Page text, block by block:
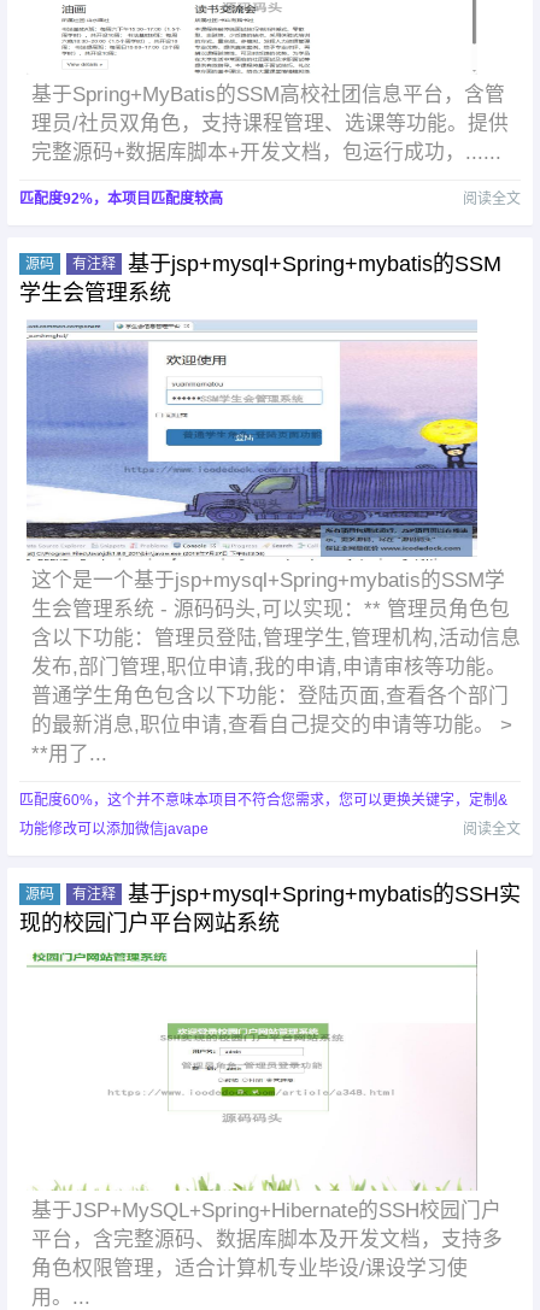
基于Spring+MyBatis的SSM高校社团信息平台，含管
理员/社员双角色，支持课程管理、选课等功能。提供
完整源码+数据库脚本+开发文档，包运行成功，......
匹配度92%，本项目匹配度较高 阅读全文
源码 有注释
基于jsp+mysql+Spring+mybatis的SSM
学生会管理系统
这个是一个基于jsp+mysql+Spring+mybatis的SSM学
生会管理系统 - 源码码头,可以实现：** 管理员角色包
含以下功能：管理员登陆,管理学生,管理机构,活动信息
发布,部门管理,职位申请,我的申请,申请审核等功能。
普通学生角色包含以下功能：登陆页面,查看各个部门
的最新消息,职位申请,查看自己提交的申请等功能。 >
**用了...
匹配度60%，这个并不意味本项目不符合您需求，您可以更换关键字，定制&
功能修改可以添加微信javape
阅读全文
源码 有注释
基于jsp+mysql+Spring+mybatis的SSH实
现的校园门户平台网站系统
基于JSP+MySQL+Spring+Hibernate的SSH校园门户
平台，含完整源码、数据库脚本及开发文档，支持多
角色权限管理，适合计算机专业毕设/课设学习使
用。...